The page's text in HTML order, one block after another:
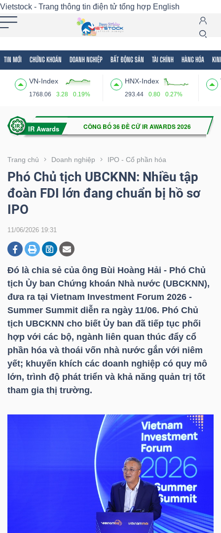
Vietstock - Trang thông tin điện tử tổng hợp English
TIN MỚI CHỨNG KHOÁN DOANH NGHIỆP BẤT ĐỘNG SẢN TÀI CHÍNH HÀNG HÓA
VN-Index
1768.06 3.28 0.19%
HNX-Index
293.44 0.80 0.27%
Trang chủ Doanh nghiệp IPO - Cổ phần hóa
Phó Chủ tịch UBCKNN: Nhiều tập
đoàn FDI lớn đang chuẩn bị hồ sơ
IPO
11/06/2026 19:31
Đó là chia sẻ của ông Bùi Hoàng Hải - Phó Chủ
tịch Ủy ban Chứng khoán Nhà nước (UBCKNN),
đưa ra tại Vietnam Investment Forum 2026 -
Summer Summit diễn ra ngày 11/06. Phó Chủ
tịch UBCKNN cho biết Ủy ban đã tiếp tục phối
hợp với các bộ, ngành liên quan thúc đẩy cổ
phần hóa và thoái vốn nhà nước gắn với niêm
yết; khuyến khích các doanh nghiệp có quy mô
lớn, trình độ phát triển và khả năng quản trị tốt
tham gia thị trường.
Tất cả Tính năng Ngành Mã chứng khoán
Tính
(-)
VIETSTOCK
CHỨNG
KHOÁN
DOANH
NGHIỆP
BẤT
ĐỘNG
SẢN
TÀI